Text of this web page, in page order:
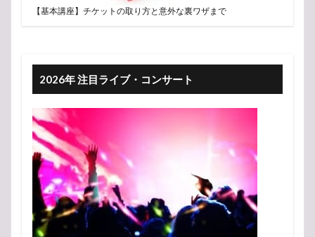
【基本講座】チケットの取り方と意外な裏ワザまで
2026年 注目ライブ・コンサート